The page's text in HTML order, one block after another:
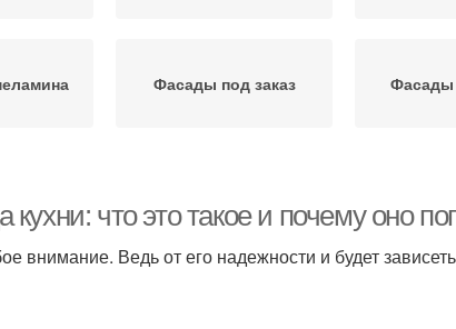
Фасады под заказ Фасады
что это такое и почему оно
внимание. Ведь от его надежности и будет